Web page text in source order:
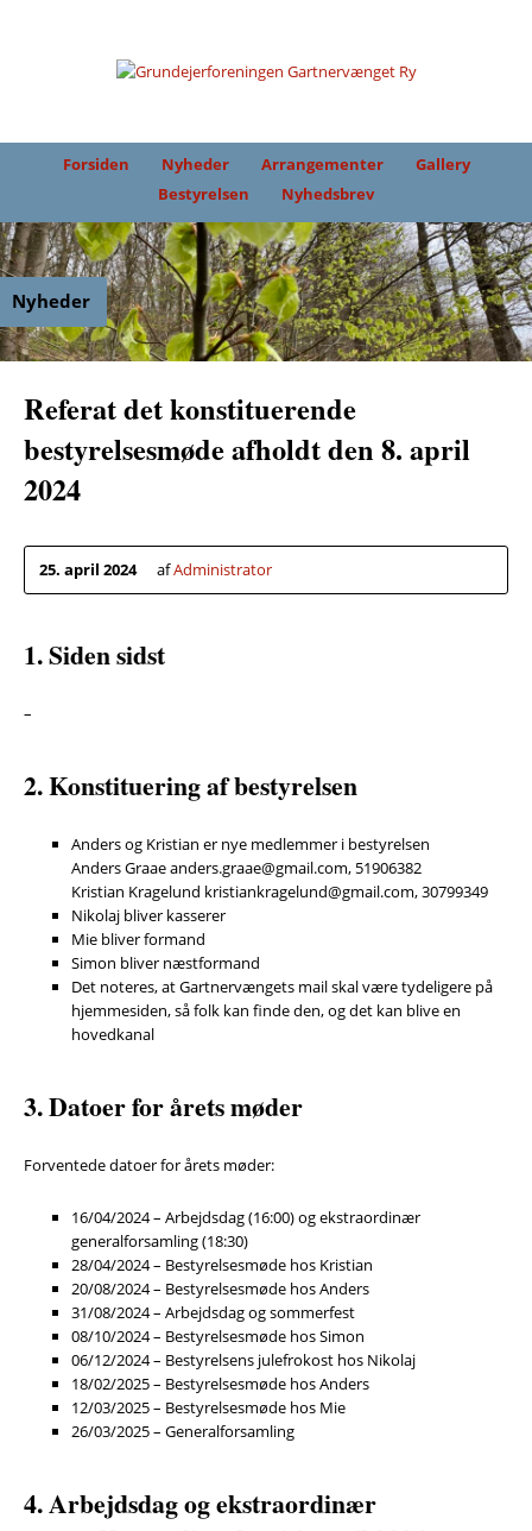
Forsiden Nyheder Arrangementer
Gallery
Bestyrelsen
Nyhedsbrev
Nyheder
Referat det konstituerende
bestyrelsesmøde afholdt den 8. april
2024
25. april 2024 afAdministrator
1. Siden sidst
–
2. Konstituering af bestyrelsen
Anders og Kristian er nye medlemmer i bestyrelsen
Anders Graae anders.graae@gmail.com, 51906382
Kristian Kragelund kristiankragelund@gmail.com, 30799349
Nikolaj bliver kasserer
Mie bliver formand
Simon bliver næstformand
Det noteres, at Gartnervængets mail skal være tydeligere på
hjemmesiden, så folk kan finde den, og det kan blive en
hovedkanal
3. Datoer for årets møder
Forventede datoer for årets møder:
16/04/2024 – Arbejdsdag (16:00) og ekstraordinær
generalforsamling (18:30)
28/04/2024 – Bestyrelsesmøde hos Kristian
20/08/2024 – Bestyrelsesmøde hos Anders
31/08/2024 – Arbejdsdag og sommerfest
08/10/2024 – Bestyrelsesmøde hos Simon
06/12/2024 – Bestyrelsens julefrokost hos Nikolaj
18/02/2025 – Bestyrelsesmøde hos Anders
12/03/2025 – Bestyrelsesmøde hos Mie
26/03/2025 – Generalforsamling
4. Arbejdsdag og ekstraordinær